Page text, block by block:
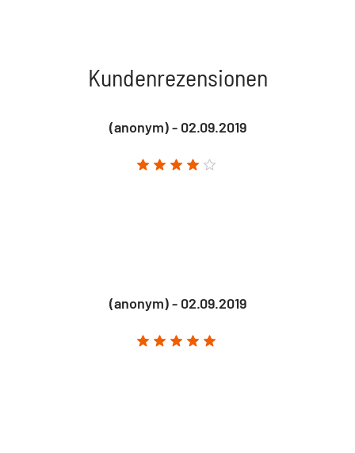
Kundenrezensionen
(anonym) - 02.09.2019
(anonym) - 02.09.2019